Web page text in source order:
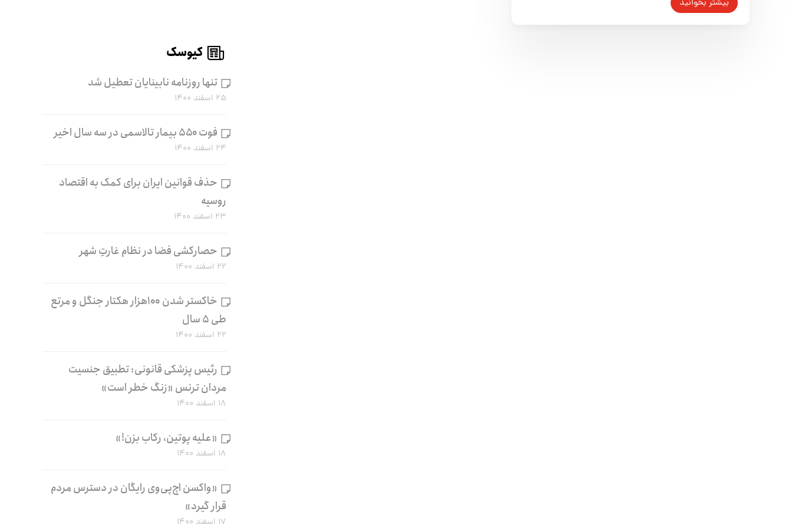
بیشتر بخوانید
کیوسک
تنها روزنامه نابینایان تعطیل شد
۲۵ اسفند ۱۴۰۰
فوت ۵۵۰ بیمار تالاسمی در سه سال اخیر
۲۴ اسفند ۱۴۰۰
حذف قوانین ایران برای کمک به اقتصاد
روسیه
۲۳ اسفند ۱۴۰۰
حصارکشی فضا در نظام غارتِ شهر
۲۲ اسفند ۱۴۰۰
خاکستر شدن ۱۰۰هزار هکتار جنگل و مرتع
طی ۵ سال
۲۲ اسفند ۱۴۰۰
رئیس پزشکی قانونی: تطبیق جنسیت
مردان ترنس «زنگ خطر است»
۱۸ اسفند ۱۴۰۰
«علیه پوتین، رکاب بزن!»
۱۸ اسفند ۱۴۰۰
«واکسن اچ‌پی‌وی رایگان در دسترس مردم
قرار گیرد»
۱۷ اسفند ۱۴۰۰